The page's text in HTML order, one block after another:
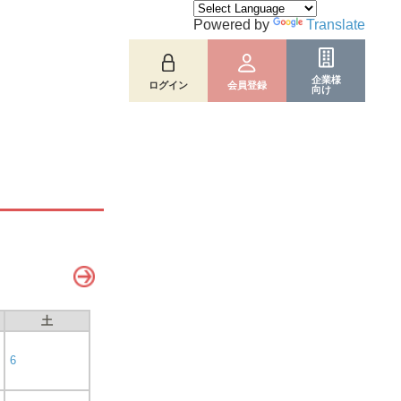
ログイン 会員登録
企業様
向け
Powered by Translate
土
6